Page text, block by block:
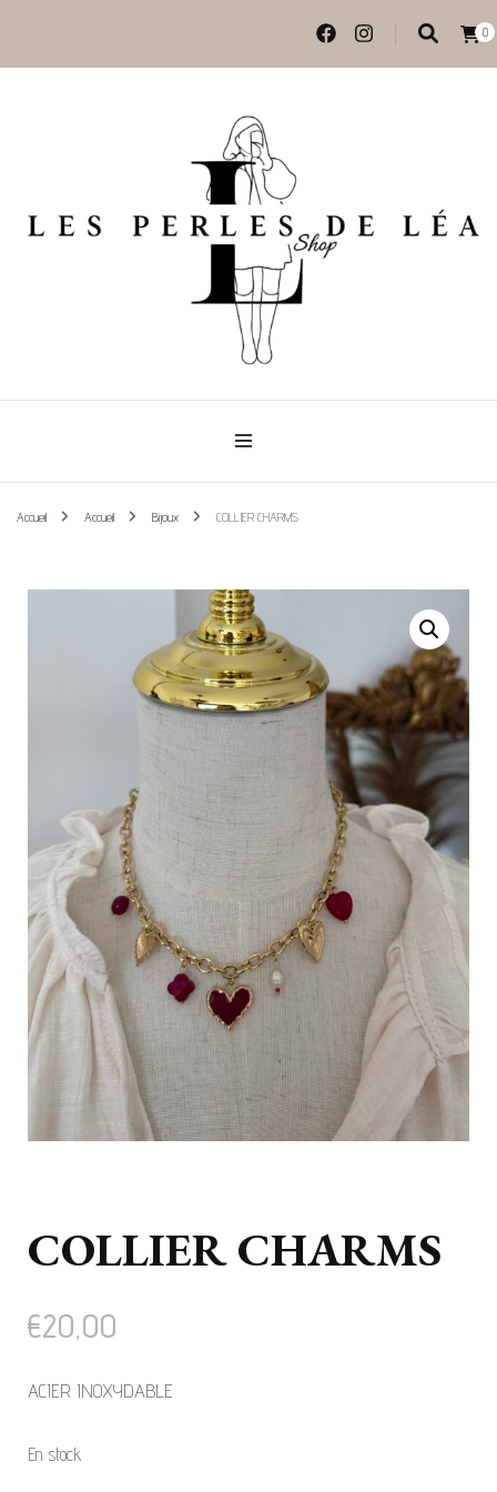
0
Les perles de Léa
Accueil Accueil Bijoux COLLIER CHARMS
COLLIER CHARMS
€20,00
ACIER INOXYDABLE
En stock